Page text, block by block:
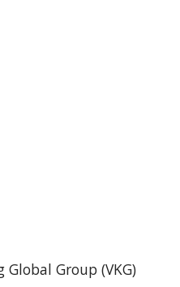
Group (VKG)